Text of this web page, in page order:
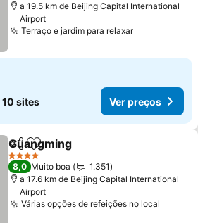
a 19.5 km de Beijing Capital International
Airport
Terraço e jardim para relaxar
10 sites Ver preços
PartilharAdicionar aos favoritos
Guangming
4 Estrelas
8,0 Muito boa
1.351
a 17.6 km de Beijing Capital International
Airport
Várias opções de refeições no local